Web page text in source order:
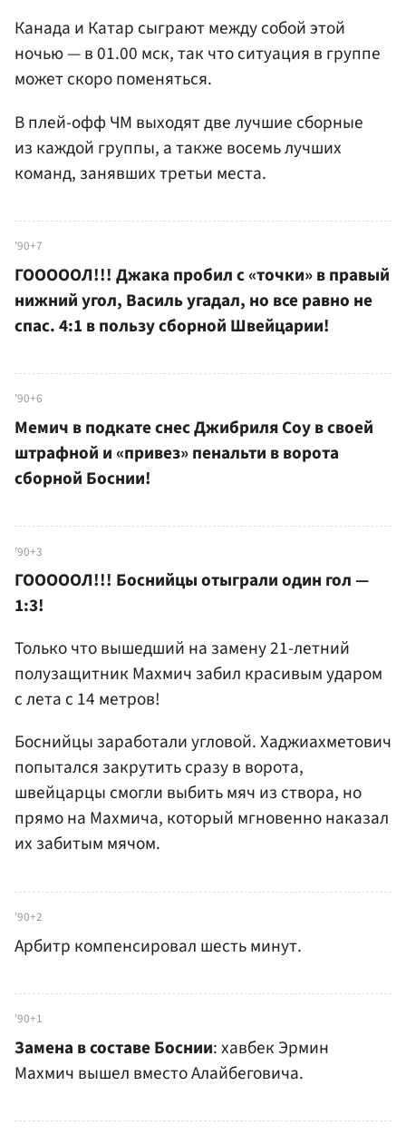
Канада и Катар сыграют между собой этой
ночью — в 01.00 мск, так что ситуация в группе
может скоро поменяться.
В плей-офф ЧМ выходят две лучшие сборные
из каждой группы, а также восемь лучших
команд, занявших третьи места.
'90+7
ГОООООЛ!!! Джака пробил с «точки» в правый
нижний угол, Василь угадал, но все равно не
спас. 4:1 в пользу сборной Швейцарии!
'90+6
Мемич в подкате снес Джибриля Соу в своей
штрафной и «привез» пенальти в ворота
сборной Боснии!
'90+3
ГОООООЛ!!! Боснийцы отыграли один гол —
1:3!
Только что вышедший на замену 21-летний
полузащитник Махмич забил красивым ударом
с лета с 14 метров!
Боснийцы заработали угловой. Хаджиахметович
попытался закрутить сразу в ворота,
швейцарцы смогли выбить мяч из створа, но
прямо на Махмича, который мгновенно наказал
их забитым мячом.
'90+2
Арбитр компенсировал шесть минут.
'90+1
Замена в составе Боснии: хавбек Эрмин
Махмич вышел вместо Алайбеговича.